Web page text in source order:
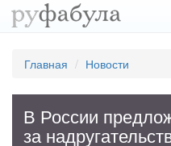
Главная Новости
В России
за